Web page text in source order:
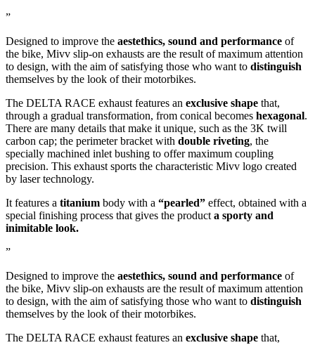
”
Designed to improve the aestethics, sound and performance of
the bike, Mivv slip-on exhausts are the result of maximum attention
to design, with the aim of satisfying those who want to distinguish
themselves by the look of their motorbikes.
The DELTA RACE exhaust features an exclusive shape that,
through a gradual transformation, from conical becomes hexagonal.
There are many details that make it unique, such as the 3K twill
carbon cap; the perimeter bracket with double riveting, the
specially machined inlet bushing to offer maximum coupling
precision. This exhaust sports the characteristic Mivv logo created
by laser technology.
It features a titanium body with a “pearled” effect, obtained with a
special finishing process that gives the product a sporty and
inimitable look.
”
Designed to improve the aestethics, sound and performance of
the bike, Mivv slip-on exhausts are the result of maximum attention
to design, with the aim of satisfying those who want to distinguish
themselves by the look of their motorbikes.
The DELTA RACE exhaust features an exclusive shape that,